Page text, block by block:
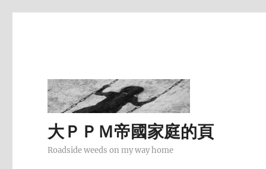
大ＰＰＭ帝國家庭的頁
Roadside weeds on my way home